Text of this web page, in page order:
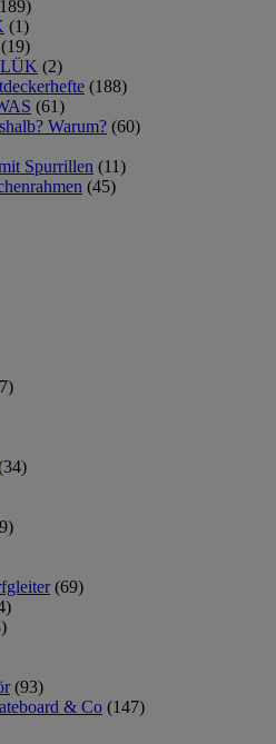
(1)
(19)
(2)
(188)
(61)
Warum? (60)
Spurrillen (11)
(45)
(69)
(93)
& Co (147)